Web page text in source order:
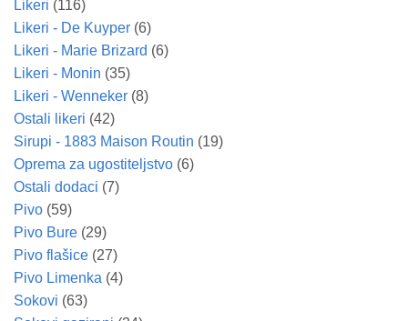
Likeri (116)
Likeri - De Kuyper (6)
Likeri - Marie Brizard (6)
Likeri - Monin (35)
Likeri - Wenneker (8)
Ostali likeri (42)
Sirupi - 1883 Maison Routin (19)
Oprema za ugostiteljstvo (6)
Ostali dodaci (7)
Pivo (59)
Pivo Bure (29)
Pivo flašice (27)
Pivo Limenka (4)
Sokovi (63)